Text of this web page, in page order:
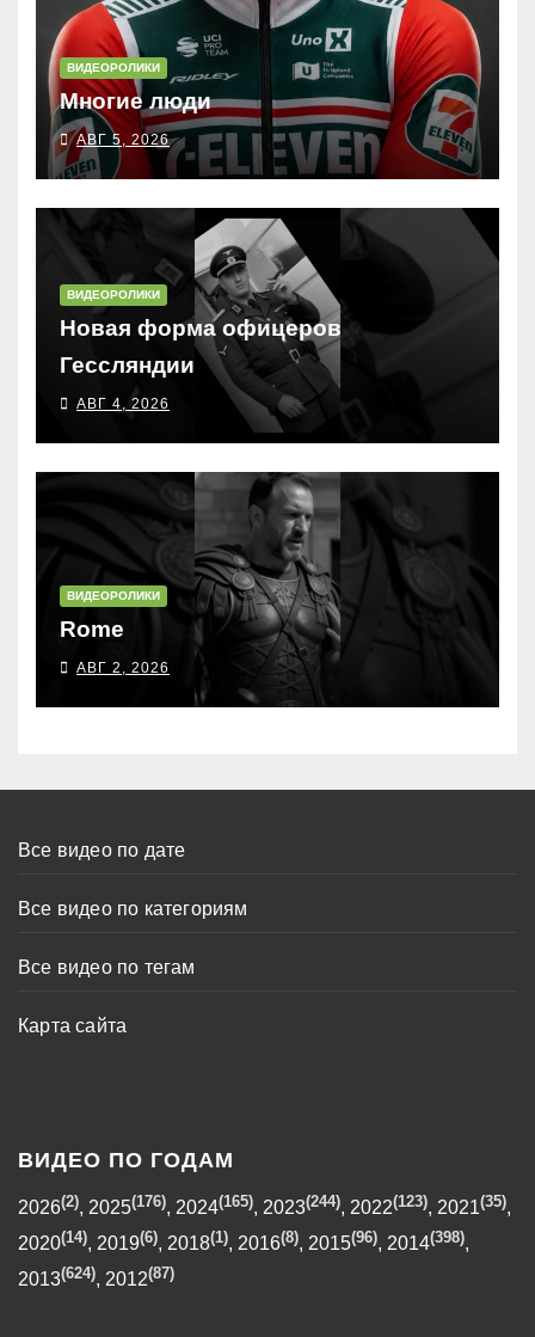
ВИДЕОРОЛИКИ
Многие люди
АВГ 5, 2026
ВИДЕОРОЛИКИ
Новая форма офицеров
Гессляндии
АВГ 4, 2026
ВИДЕОРОЛИКИ
Rome
АВГ 2, 2026
Все видео по дате
Все видео по категориям
Все видео по тегам
Карта сайта
ВИДЕО ПО ГОДАМ
2026(2), 2025(176), 2024(165), 2023(244), 2022(123), 2021(35),
2020(14), 2019(6), 2018(1), 2016(8), 2015(96), 2014(398),
2013(624), 2012(87)